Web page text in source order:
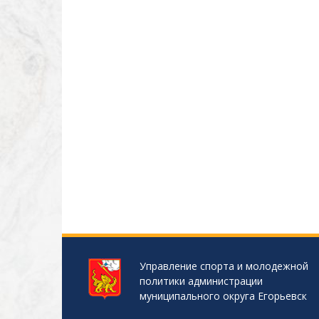
Управление спорта и молодежной
политики администрации
муниципального округа Егорьевск